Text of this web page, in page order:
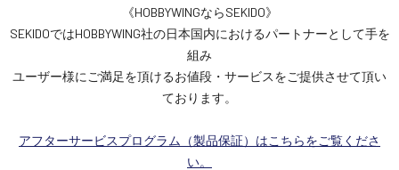
《HOBBYWINGならSEKIDO》
SEKIDOではHOBBYWING社の日本国内におけるパートナーとして手を
組み
ユーザー様にご満足を頂けるお値段・サービスをご提供させて頂い
ております。
アフターサービスプログラム（製品保証）はこちらをご覧くださ
い。